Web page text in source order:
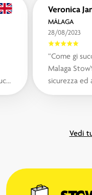
MÁLAGA
28/08/2023
“Come gi
Malaga StowYourBags
sicurezza ed
Vedi